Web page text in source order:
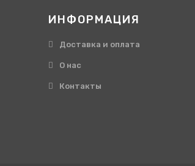
ИНФОРМАЦИЯ
Доставка и оплата
О нас
Контакты